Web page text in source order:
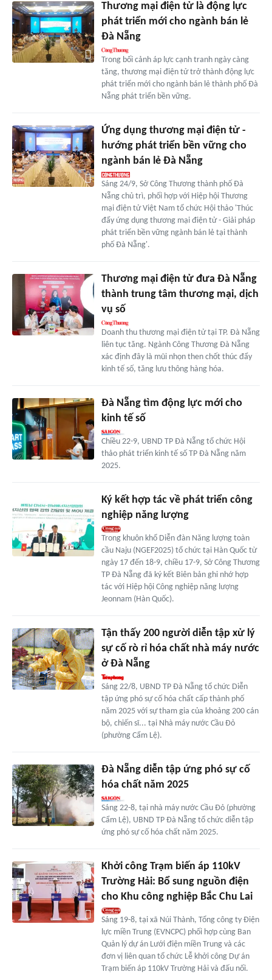
Thương mại điện tử là động lực
phát triển mới cho ngành bán lẻ
Đà Nẵng
Trong bối cảnh áp lực cạnh tranh ngày càng
tăng, thương mại điện tử trở thành động lực
phát triển mới cho ngành bán lẻ thành phố Đà
Nẵng phát triển bền vững.
Ứng dụng thương mại điện tử -
hướng phát triển bền vững cho
ngành bán lẻ Đà Nẵng
Sáng 24/9, Sở Công Thương thành phố Đà
Nẵng chủ trì, phối hợp với Hiệp hội Thương
mại điện tử Việt Nam tổ chức Hội thảo 'Thúc
đẩy ứng dụng thương mại điện tử - Giải pháp
phát triển bền vững ngành bán lẻ tại thành
phố Đà Nẵng'.
Thương mại điện tử đưa Đà Nẵng
thành trung tâm thương mại, dịch
vụ số
Doanh thu thương mại điện tử tại TP. Đà Nẵng
liên tục tăng. Ngành Công Thương Đà Nẵng
xác định đây là mũi nhọn then chốt thúc đẩy
kinh tế số, tăng lưu thông hàng hóa.
Đà Nẵng tìm động lực mới cho
kinh tế số
Chiều 22-9, UBND TP Đà Nẵng tổ chức Hội
thảo phát triển kinh tế số TP Đà Nẵng năm
2025.
Ký kết hợp tác về phát triển công
nghiệp năng lượng
Trong khuôn khổ Diễn đàn Năng lượng toàn
cầu Naju (NGEF2025) tổ chức tại Hàn Quốc từ
ngày 17 đến 18-9, chiều 17-9, Sở Công Thương
TP Đà Nẵng đã ký kết Biên bản ghi nhớ hợp
tác với Hiệp hội Công nghiệp năng lượng
Jeonnam (Hàn Quốc).
Tận thấy 200 người diễn tập xử lý
sự cố rò rỉ hóa chất nhà máy nước
ở Đà Nẵng
Sáng 22/8, UBND TP Đà Nẵng tổ chức Diễn
tập ứng phó sự cố hóa chất cấp thành phố
năm 2025 với sự tham gia của khoảng 200 cán
bộ, chiến sĩ... tại Nhà máy nước Cầu Đỏ
(phường Cẩm Lệ).
Đà Nẵng diễn tập ứng phó sự cố
hóa chất năm 2025
Sáng 22-8, tại nhà máy nước Cầu Đỏ (phường
Cẩm Lệ), UBND TP Đà Nẵng tổ chức diễn tập
ứng phó sự cố hóa chất năm 2025.
Khởi công Trạm biến áp 110kV
Trường Hải: Bổ sung nguồn điện
cho Khu công nghiệp Bắc Chu Lai
Sáng 19-8, tại xã Núi Thành, Tổng công ty Điện
lực miền Trung (EVNCPC) phối hợp cùng Ban
Quản lý dự án Lưới điện miền Trung và các
đơn vị liên quan tổ chức Lễ khởi công Dự án
Trạm biến áp 110kV Trường Hải và đấu nối.